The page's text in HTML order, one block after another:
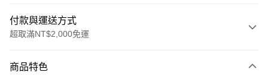
付款與運送方式
超取滿NT$2,000免運
信用卡一次付款
商品特色